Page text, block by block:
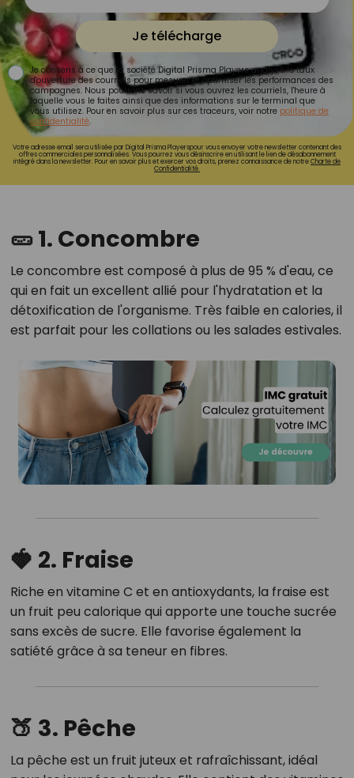
Je télécharge
Je consens à ce que la société Digital Prisma Players analyse le taux
d'ouverture des courriels pour mesurer et optimiser les performances des
campagnes. Nous pourrons savoir si vous ouvrez les courriels, l'heure à
laquelle vous le faites ainsi que des informations sur le terminal que
vous utilisez. Pour en savoir plus sur ces traceurs, voir notre politique de
confidentialité.
Votre adresse email sera utilisée par Digital Prisma Playerspour vous envoyer votre newsletter contenant des
offres commerciales personnalisées. Vous pourrez vous désinscrire en utilisant le lien de désabonnement
intégré dans la newsletter. Pour en savoir plus et exercer vos droits, prenez connaissance de notreCharte de
Confidentialité.
🥒 1. Concombre
Le concombre est composé à plus de 95 % d'eau, ce
qui en fait un excellent allié pour l'hydratation et la
détoxification de l'organisme. Très faible en calories, il
est parfait pour les collations ou les salades estivales.
🍓 2. Fraise
Riche en vitamine C et en antioxydants, la fraise est
un fruit peu calorique qui apporte une touche sucrée
sans excès de sucre. Elle favorise également la
satiété grâce à sa teneur en fibres.
🍑 3. Pêche
La pêche est un fruit juteux et rafraîchissant, idéal